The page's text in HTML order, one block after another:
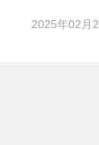
2025年02月